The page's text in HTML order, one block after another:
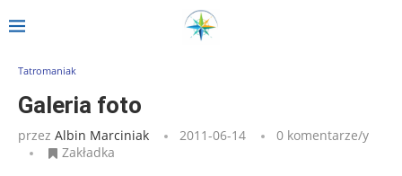
Strona główna Galeria foto
Tatromaniak
Galeria foto
przez Albin Marciniak 2011-06-14
0 komentarze/y
Zakładka